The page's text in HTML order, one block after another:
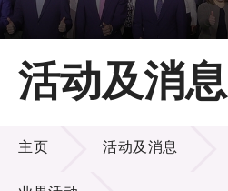
主页
关于LSCM
技术商品化
项目及资助计划
活动及消息
活动及消息
主页 活动及消息